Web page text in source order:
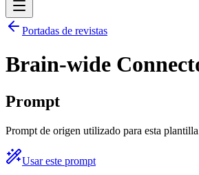
Portadas de revistas
Brain-wide
Prompt
Prompt de origen utilizado para esta
Usar este prompt